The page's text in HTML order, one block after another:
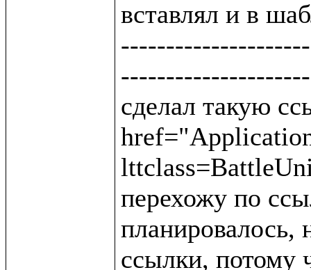
вставлял и в
сделал такую
перехожу по
планировалось,
ссылки, потому